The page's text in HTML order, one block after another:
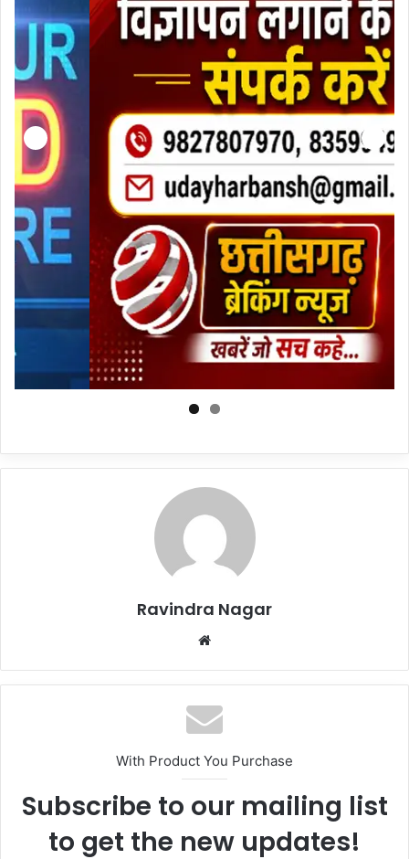
Ravindra Nagar
Website
With Product You Purchase
Subscribe to our mailing list
to get the new updates!